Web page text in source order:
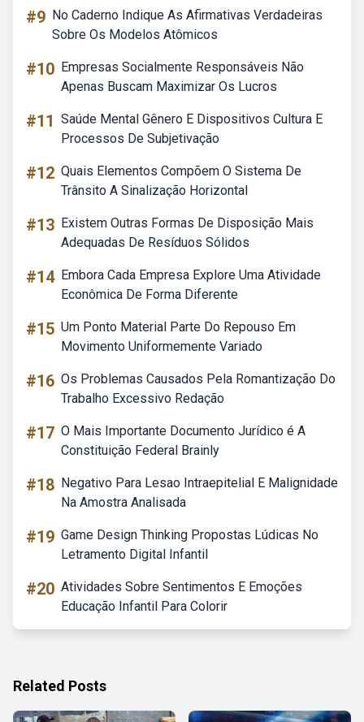
#9 No Caderno Indique As Afirmativas Verdadeiras
Sobre Os Modelos Atômicos
#10 Empresas Socialmente Responsáveis Não
Apenas Buscam Maximizar Os Lucros
#11 Saúde Mental Gênero E Dispositivos Cultura E
Processos De Subjetivação
#12 Quais Elementos Compõem O Sistema De
Trânsito A Sinalização Horizontal
#13 Existem Outras Formas De Disposição Mais
Adequadas De Resíduos Sólidos
#14 Embora Cada Empresa Explore Uma Atividade
Econômica De Forma Diferente
#15 Um Ponto Material Parte Do Repouso Em
Movimento Uniformemente Variado
#16 Os Problemas Causados Pela Romantização Do
Trabalho Excessivo Redação
#17 O Mais Importante Documento Jurídico é A
Constituição Federal Brainly
#18 Negativo Para Lesao Intraepitelial E Malignidade
Na Amostra Analisada
#19 Game Design Thinking Propostas Lúdicas No
Letramento Digital Infantil
#20 Atividades Sobre Sentimentos E Emoções
Educação Infantil Para Colorir
Related Posts